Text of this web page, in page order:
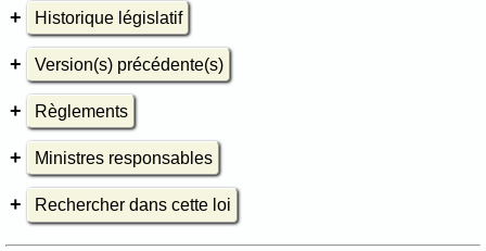
Historique législatif
Version(s) précédente(s)
Règlements
Ministres responsables
Rechercher dans cette loi